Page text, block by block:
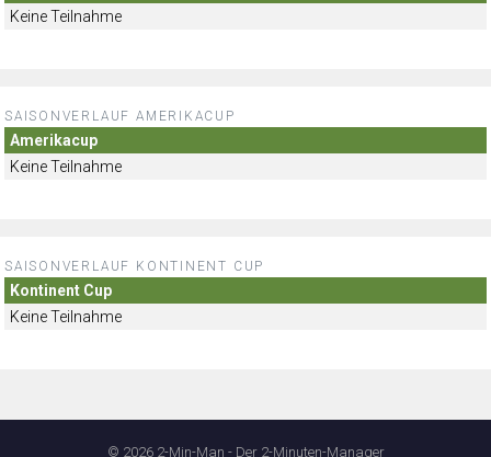
Keine Teilnahme
SAISONVERLAUF AMERIKACUP
Amerikacup
Keine Teilnahme
SAISONVERLAUF KONTINENT CUP
Kontinent Cup
Keine Teilnahme
© 2026 2-Min-Man - Der 2-Minuten-Manager